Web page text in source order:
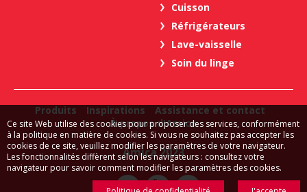
Cuisson
Réfrigérateurs
Lave-vaisselle
Soin du linge
Produits Inspirations
Assistance et contact
À propos d'Amica
Amica 2023
Ce site Web utilise des cookies pour proposer des services, conformément
à la politique en matière de cookies. Si vous ne souhaitez pas accepter les
cookies de ce site, veuillez modifier les paramètres de votre navigateur.
Les fonctionnalités diffèrent selon les navigateurs : consultez votre
navigateur pour savoir comment modifier les paramètres des cookies.